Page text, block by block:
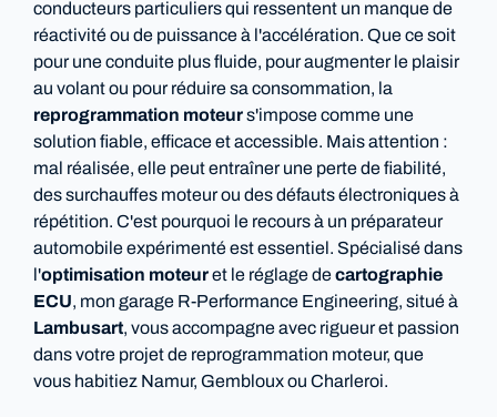
conducteurs particuliers qui ressentent un manque de
réactivité ou de puissance à l'accélération. Que ce soit
pour une conduite plus fluide, pour augmenter le plaisir
au volant ou pour réduire sa consommation, la
reprogrammation moteurs'impose comme une
solution fiable, efficace et accessible. Mais attention :
mal réalisée, elle peut entraîner une perte de fiabilité,
des surchauffes moteur ou des défauts électroniques à
répétition. C'est pourquoi le recours à un préparateur
automobile expérimenté est essentiel. Spécialisé dans
l'optimisation moteuret le réglage decartographie
ECU, mon garage R-Performance Engineering, situé à
Lambusart, vous accompagne avec rigueur et passion
dans votre projet de reprogrammation moteur, que
vous habitiez Namur, Gembloux ou Charleroi.